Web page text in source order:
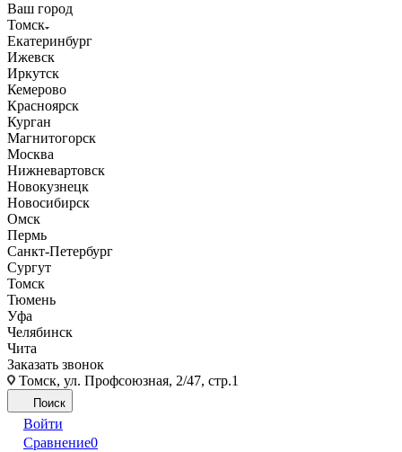
Ваш город
Томск
Екатеринбург
Ижевск
Иркутск
Кемерово
Красноярск
Курган
Магнитогорск
Москва
Нижневартовск
Новокузнецк
Новосибирск
Омск
Пермь
Санкт-Петербург
Сургут
Томск
Тюмень
Уфа
Челябинск
Чита
Заказать звонок
Томск, ул. Профсоюзная, 2/47, стр.1
Поиск
Войти
Сравнение0